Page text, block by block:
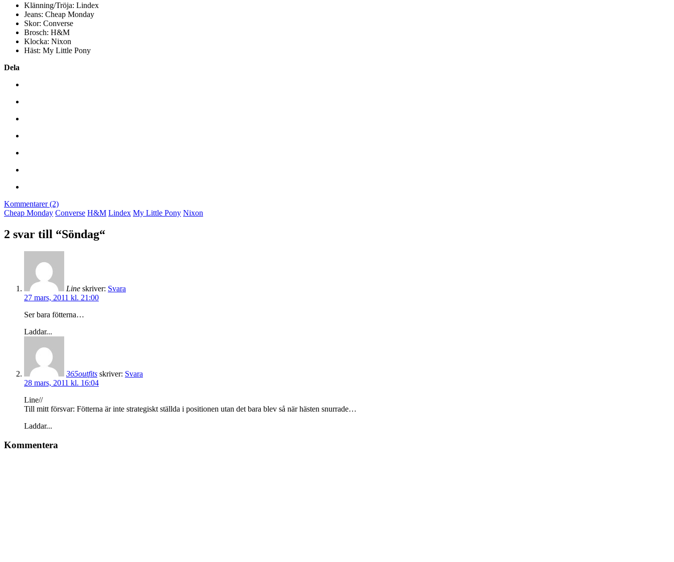
Klänning/Tröja: Lindex
Jeans: Cheap Monday
Skor: Converse
Brosch: H&M
Klocka: Nixon
Häst: My Little Pony
Dela
Kommentarer (2)
Cheap Monday Converse H&M Lindex My Little Pony Nixon
2 svar till “Söndag“
Line skriver: Svara
27 mars, 2011 kl. 21:00
Ser bara fötterna…
Laddar...
365outfits skriver: Svara
28 mars, 2011 kl. 16:04
Line//
Till mitt försvar: Fötterna är inte strategiskt ställda i positionen utan det bara blev så när hästen snurrade…
Laddar...
Kommentera